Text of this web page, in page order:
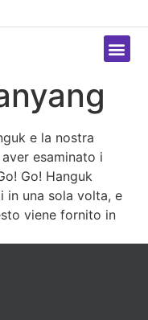
e la nostra
esaminato i
Go! Hanguk
in una sola volta, e
viene fornito in